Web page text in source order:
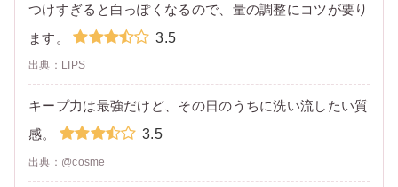
つけすぎると白っぽくなるので、量の調整にコツが要り
ます。
3.5
出典：LIPS
キープ力は最強だけど、その日のうちに洗い流したい質
感。
3.5
出典：@cosme